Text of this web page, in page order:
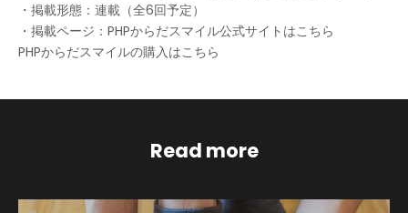
・掲載形態：連載（全6回予定）
・掲載ページ： PHPからだスマイル公式サイトはこちら
PHPからだスマイルの購入はこちら
Read more